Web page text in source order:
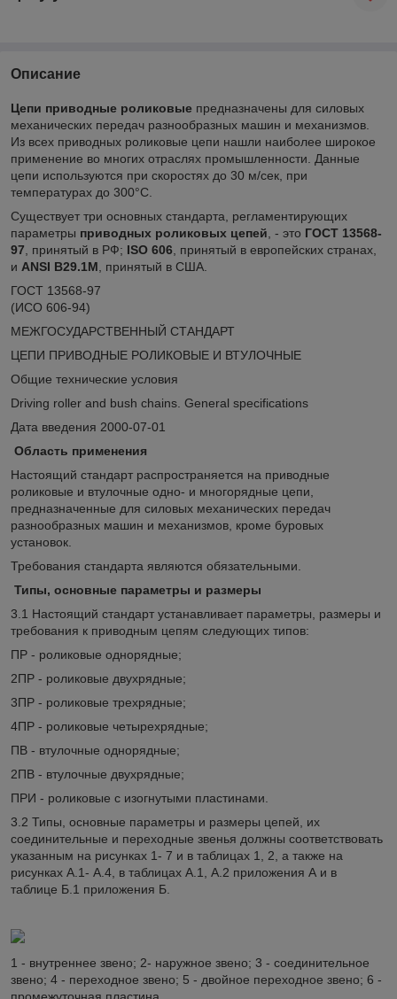
Описание
Цепи приводные роликовые предназначены для силовых
механических передач разнообразных машин и механизмов.
Из всех приводных роликовые цепи нашли наиболее широкое
применение во многих отраслях промышленности. Данные
цепи используются при скоростях до 30 м/сек, при
температурах до 300°С.
Существует три основных стандарта, регламентирующих
параметры приводных роликовых цепей , - это ГОСТ 13568-
97 , принятый в РФ; ISO 606 , принятый в европейских странах,
и ANSI B29.1М , принятый в США.
ГОСТ 13568-97
(ИСО 606-94)
МЕЖГОСУДАРСТВЕННЫЙ СТАНДАРТ
ЦЕПИ ПРИВОДНЫЕ РОЛИКОВЫЕ И ВТУЛОЧНЫЕ
Общие технические условия
Driving roller and bush chains. General specifications
Дата введения 2000-07-01
Область применения
Настоящий стандарт распространяется на приводные
роликовые и втулочные одно- и многорядные цепи,
предназначенные для силовых механических передач
разнообразных машин и механизмов, кроме буровых
установок.
Требования стандарта являются обязательными.
Типы, основные параметры и размеры
3.1 Настоящий стандарт устанавливает параметры, размеры и
требования к приводным цепям следующих типов:
ПР - роликовые однорядные;
2ПР - роликовые двухрядные;
3ПР - роликовые трехрядные;
4ПР - роликовые четырехрядные;
ПВ - втулочные однорядные;
2ПВ - втулочные двухрядные;
ПРИ - роликовые с изогнутыми пластинами.
3.2 Типы, основные параметры и размеры цепей, их
соединительные и переходные звенья должны соответствовать
указанным на рисунках 1- 7 и в таблицах 1, 2, а также на
рисунках А.1- А.4, в таблицах А.1, А.2 приложения А и в
таблице Б.1 приложения Б.
1 - внутреннее звено; 2- наружное звено; 3 - соединительное
звено; 4 - переходное звено; 5 - двойное переходное звено; 6 -
промежуточная пластина